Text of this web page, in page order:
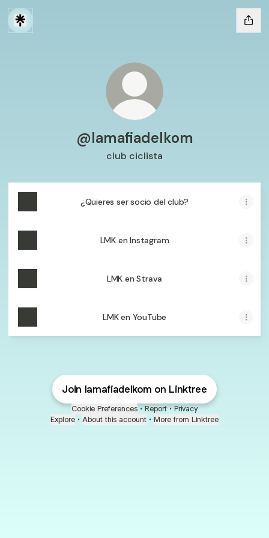
@lamafiadelkom
club ciclista
¿Quieres ser socio del club?
LMK en Instagram
LMK en Strava
LMK en YouTube
Join lamafiadelkom on Linktree
Cookie Preferences • Report • Privacy
Explore • About this account • More from Linktree